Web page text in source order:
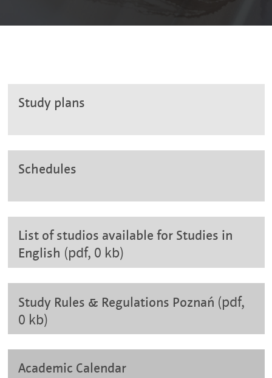
Study plans
Schedules
List of studios available for Studies in
English (pdf, 0 kb)
Study Rules & Regulations Poznań (pdf,
0 kb)
Academic Calendar